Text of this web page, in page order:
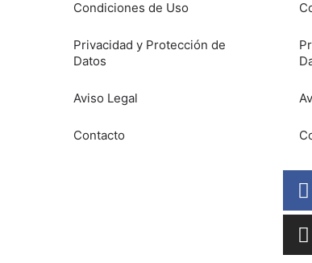
Condiciones de Uso
Privacidad y Protección de
Datos
Aviso Legal
Contacto